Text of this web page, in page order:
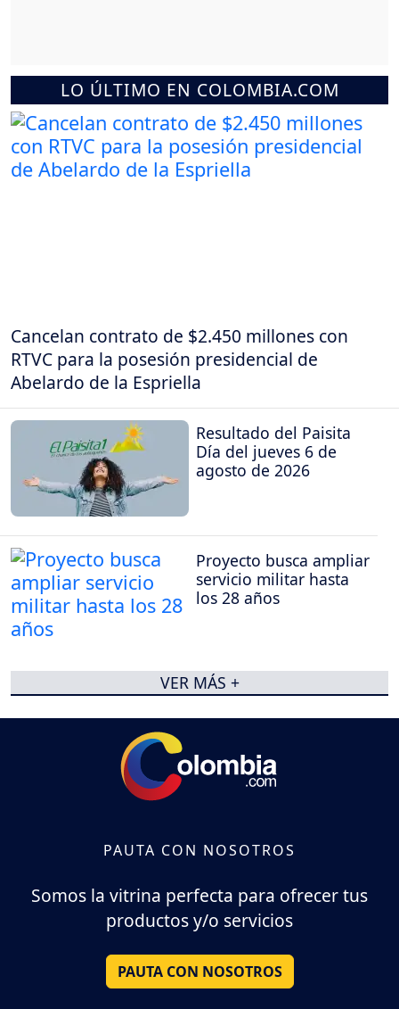
LO ÚLTIMO EN COLOMBIA.COM
Cancelan contrato de $2.450 millones con
RTVC para la posesión presidencial de
Abelardo de la Espriella
Resultado del Paisita
Día del jueves 6 de
agosto de 2026
Proyecto busca ampliar
servicio militar hasta
los 28 años
VER MÁS +
PAUTA CON NOSOTROS
Somos la vitrina perfecta para ofrecer tus
productos y/o servicios
PAUTA CON NOSOTROS